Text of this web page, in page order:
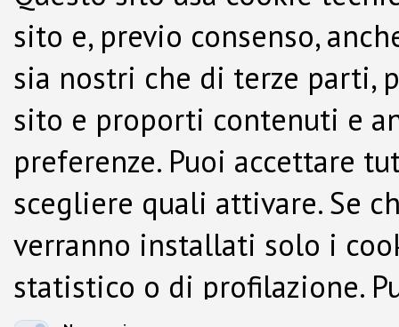
sito e, previo consenso,
sia nostri che di terze parti,
sito e proporti contenuti e
preferenze. Puoi accettare
scegliere quali attivare. Se
verranno installati solo i
statistico o di profilazione.